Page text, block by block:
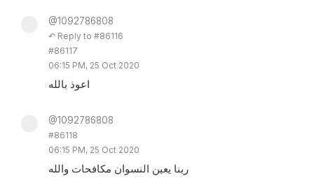
@1092786808
↶ Reply to #86116
#86117
06:15 PM, 25 Oct 2020
اعوذ بالله
@1092786808
#86118
06:15 PM, 25 Oct 2020
ربنا يعين النسوان مكافحات والله